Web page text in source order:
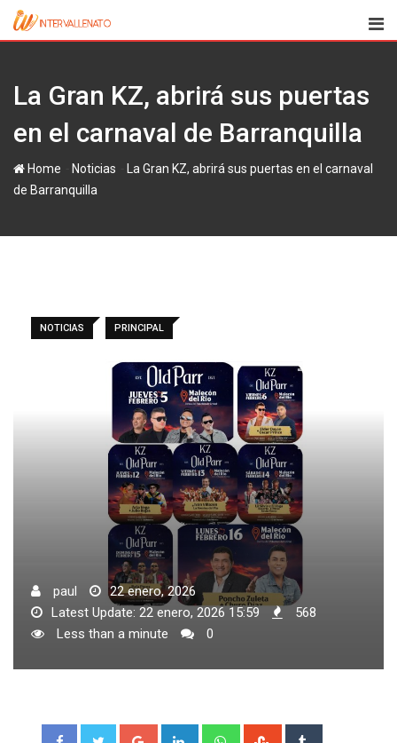
Skip
La Gran KZ, abrirá sus puertas
en el carnaval de Barranquilla
Home Noticias
La Gran KZ, abrirá sus puertas en el carnaval
de Barranquilla
NOTICIAS PRINCIPAL
paul
22 enero, 2026
Latest Update: 22 enero, 2026 15:59
568
Less than a minute
0
Google+ LinkedIn WhatsappStumbleUpon